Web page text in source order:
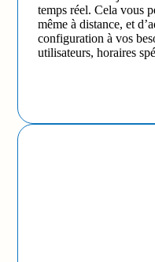
temps réel. Cela vous
même à distance, et
configuration à vos
utilisateurs, horaires